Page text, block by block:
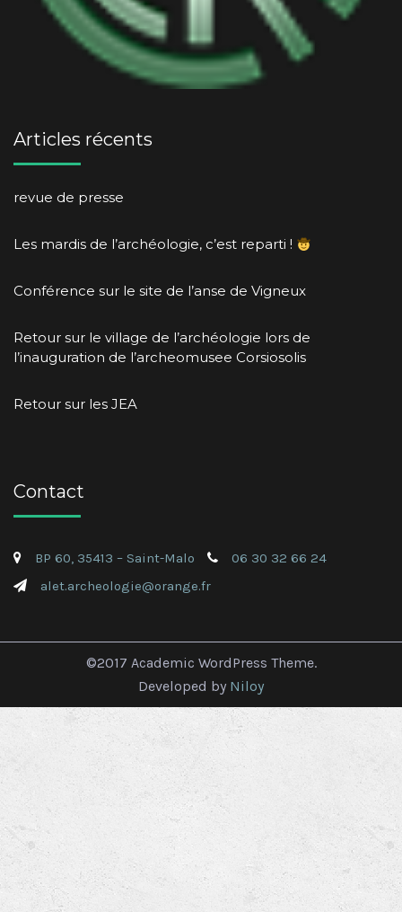
Articles récents
revue de presse
Les mardis de l’archéologie, c’est reparti !
Conférence sur le site de l’anse de Vigneux
Retour sur le village de l’archéologie lors de
l’inauguration de l’archeomusee Corsiosolis
Retour sur les JEA
Contact
BP 60, 35413 – Saint-Malo
06 30 32 66 24
alet.archeologie@orange.fr
©2017 Academic WordPress Theme.
Developed by Niloy